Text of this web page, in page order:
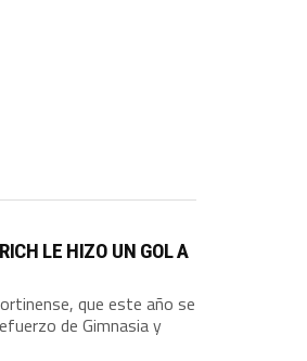
LE HIZO UN GOL A
que este año se
de Gimnasia y